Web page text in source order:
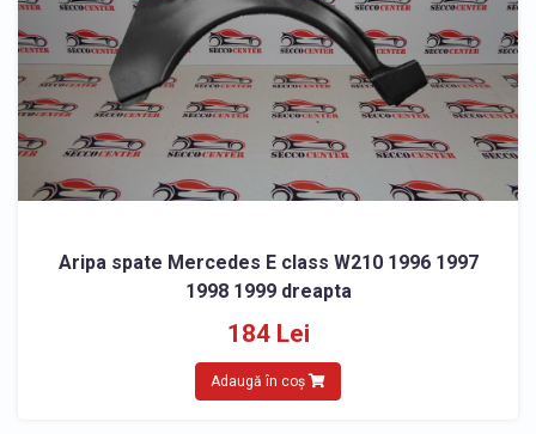
Aripa spate Mercedes E class W210 1996 1997
1998 1999 dreapta
184 Lei
Adaugă în coș